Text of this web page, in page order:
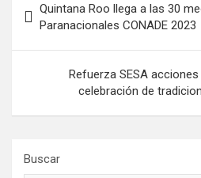
de
entradas
Quintana Roo llega a las 30
Paranacionales CONADE 2023
Refuerza SESA
celebración de
Buscar